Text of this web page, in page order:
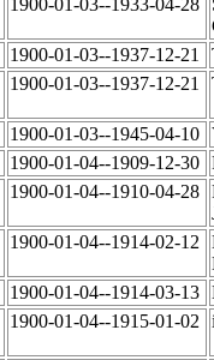
1900-01-03--1933-04-28
1900-01-03--1937-12-21
1900-01-03--1937-12-21
1900-01-03--1945-04-10
1900-01-04--1909-12-30
1900-01-04--1910-04-28
1900-01-04--1914-02-12
1900-01-04--1914-03-13
1900-01-04--1915-01-02